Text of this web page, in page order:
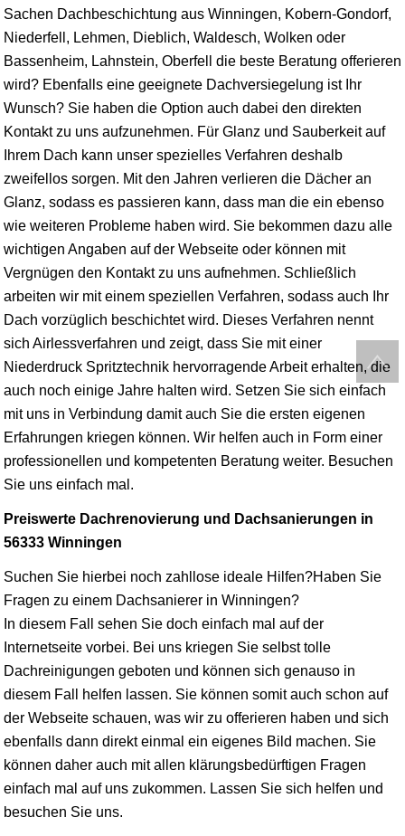
Sachen Dachbeschichtung aus Winningen, Kobern-Gondorf,
Niederfell, Lehmen, Dieblich, Waldesch, Wolken oder
Bassenheim, Lahnstein, Oberfell die beste Beratung offerieren
wird? Ebenfalls eine geeignete Dachversiegelung ist Ihr
Wunsch? Sie haben die Option auch dabei den direkten
Kontakt zu uns aufzunehmen. Für Glanz und Sauberkeit auf
Ihrem Dach kann unser spezielles Verfahren deshalb
zweifellos sorgen. Mit den Jahren verlieren die Dächer an
Glanz, sodass es passieren kann, dass man die ein ebenso
wie weiteren Probleme haben wird. Sie bekommen dazu alle
wichtigen Angaben auf der Webseite oder können mit
Vergnügen den Kontakt zu uns aufnehmen. Schließlich
arbeiten wir mit einem speziellen Verfahren, sodass auch Ihr
Dach vorzüglich beschichtet wird. Dieses Verfahren nennt
sich Airlessverfahren und zeigt, dass Sie mit einer
Niederdruck Spritztechnik hervorragende Arbeit erhalten, die
auch noch einige Jahre halten wird. Setzen Sie sich einfach
mit uns in Verbindung damit auch Sie die ersten eigenen
Erfahrungen kriegen können. Wir helfen auch in Form einer
professionellen und kompetenten Beratung weiter. Besuchen
Sie uns einfach mal.
Preiswerte Dachrenovierung und Dachsanierungen in
56333 Winningen
Suchen Sie hierbei noch zahllose ideale Hilfen?Haben Sie
Fragen zu einem Dachsanierer in Winningen?
In diesem Fall sehen Sie doch einfach mal auf der
Internetseite vorbei. Bei uns kriegen Sie selbst tolle
Dachreinigungen geboten und können sich genauso in
diesem Fall helfen lassen. Sie können somit auch schon auf
der Webseite schauen, was wir zu offerieren haben und sich
ebenfalls dann direkt einmal ein eigenes Bild machen. Sie
können daher auch mit allen klärungsbedürftigen Fragen
einfach mal auf uns zukommen. Lassen Sie sich helfen und
besuchen Sie uns.